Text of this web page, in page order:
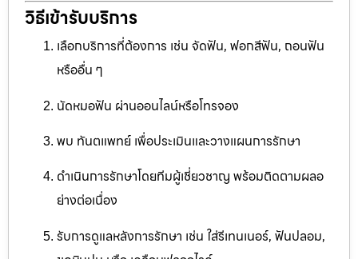
วิธีเข้ารับบริการ
เลือกบริการที่ต้องการ เช่น จัดฟัน, ฟอกสีฟัน, ถอนฟัน
หรืออื่น ๆ
นัดหมอฟัน ผ่านออนไลน์หรือโทรจอง
พบ ทันตแพทย์ เพื่อประเมินและวางแผนการรักษา
ดำเนินการรักษาโดยทีมผู้เชี่ยวชาญ พร้อมติดตามผลอ
ย่างต่อเนื่อง
รับการดูแลหลังการรักษา เช่น ใส่รีเทนเนอร์, ฟันปลอม,